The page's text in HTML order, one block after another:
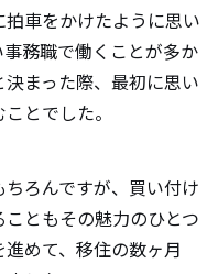
車をかけたように思い
務職で働くことが多か
まった際、最初に思い
とでした。
ちろんですが、買い付け
ともその魅力のひとつ
めて、移住の数ヶ月